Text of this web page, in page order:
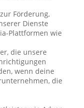
Förderung,
Dienste
Plattformen wie
die unsere
wenn deine
die